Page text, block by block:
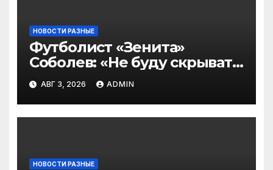
НОВОСТИ РАЗНЫЕ
Футболист «Зенита»
Соболев: «Не буду скрывать
— в Оренбурге всегда
тяжело играть»
АВГ 3, 2026 ADMIN
НОВОСТИ РАЗНЫЕ